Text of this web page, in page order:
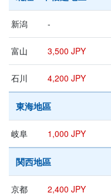
新潟 -
富山 3,500 JPY
石川 4,200 JPY
東海地區
岐阜 1,000 JPY
関西地區
京都 2,400 JPY